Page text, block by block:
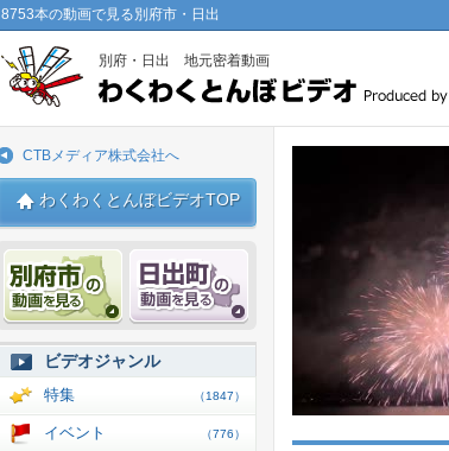
8753本の動画で見る別府市・日出
別府・日出 地元密着動画
CTBメディア株式会社へ
わくわくとんぼビデオTOP
別府市 動画 日出 動画
ビデオジャンル
特集 （1847）
イベント （776）